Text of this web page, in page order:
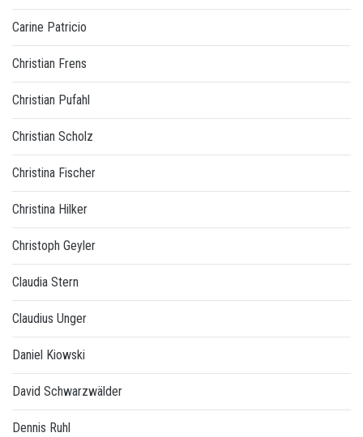
Carine Patricio
Christian Frens
Christian Pufahl
Christian Scholz
Christina Fischer
Christina Hilker
Christoph Geyler
Claudia Stern
Claudius Unger
Daniel Kiowski
David Schwarzwälder
Dennis Ruhl